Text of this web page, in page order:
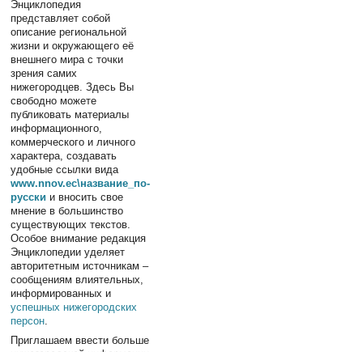
Энциклопедия
представляет собой
описание региональной
жизни и окружающего её
внешнего мира с точки
зрения самих
нижегородцев. Здесь Вы
свободно можете
публиковать материалы
информационного,
коммерческого и личного
характера, создавать
удобные ссылки вида
www.nnov.ec\название_по-
русски и вносить свое
мнение в большинство
существующих текстов.
Особое внимание редакция
Энциклопедии уделяет
авторитетным источникам –
сообщениям влиятельных,
информированных и
успешных нижегородских
персон.
Приглашаем ввести больше